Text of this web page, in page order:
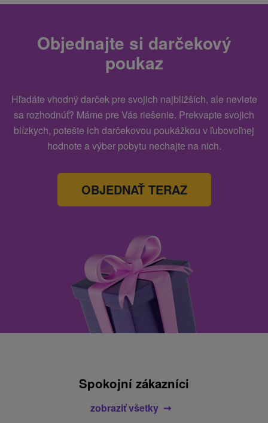
Objednajte si darčekový
poukaz
Hľadáte vhodný darček pre svojich najbližších, ale neviete
sa rozhodnúť? Máme pre Vás riešenie. Prekvapte svojich
blízkych, potešte ich darčekovou poukážkou v ľubovoľnej
hodnote a výber pobytu nechajte na nich.
OBJEDNAŤ TERAZ
Spokojní zákazníci
zobraziť všetky